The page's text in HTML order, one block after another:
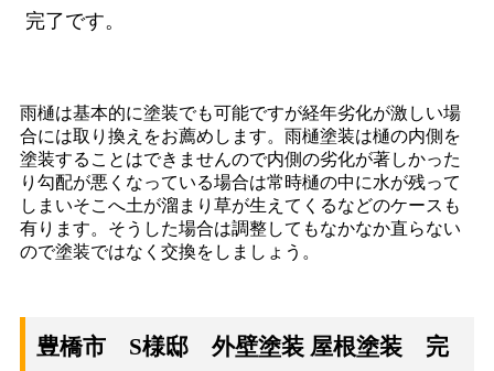
完了です。
雨樋は基本的に塗装でも可能ですが経年劣化が激しい場
合には取り換えをお薦めします。雨樋塗装は樋の内側を
塗装することはできませんので内側の劣化が著しかった
り勾配が悪くなっている場合は常時樋の中に水が残って
しまいそこへ土が溜まり草が生えてくるなどのケースも
有ります。そうした場合は調整してもなかなか直らない
ので塗装ではなく交換をしましょう。
豊橋市 S様邸 外壁塗装 屋根塗装 完